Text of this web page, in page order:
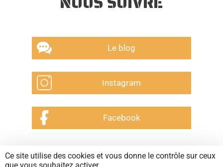
Le blog
Instagram
Facebook
Ce site utilise des cookies et vous donne le contrôle sur ceux